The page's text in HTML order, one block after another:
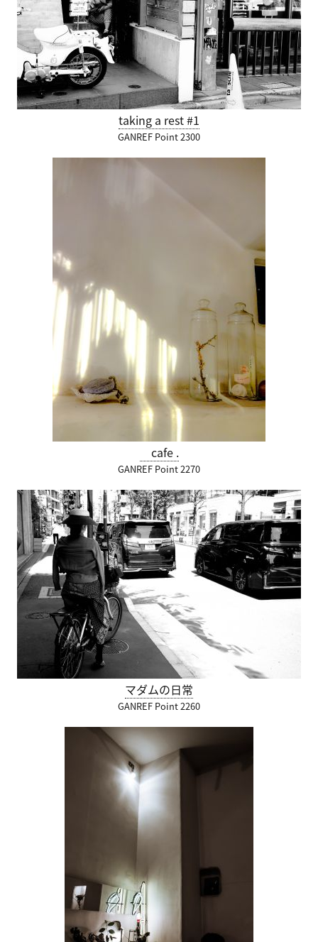
taking a rest #1
GANREF Point 2300
cafe .
GANREF Point 2270
マダムの日常
GANREF Point 2260